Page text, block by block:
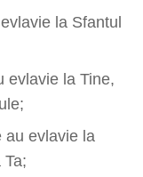
la Sfantul
evlavie la Tine,
au evlavie la